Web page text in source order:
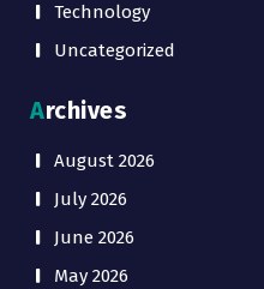
Technology
Uncategorized
Archives
August 2026
July 2026
June 2026
May 2026